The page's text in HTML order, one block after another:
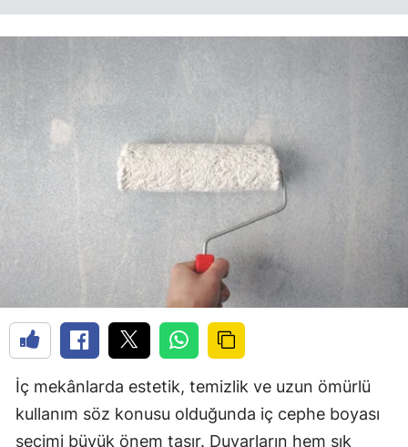
İç mekânlarda estetik, temizlik ve uzun ömürlü
kullanım söz konusu olduğunda iç cephe boyası
seçimi büyük önem taşır. Duvarların hem şık